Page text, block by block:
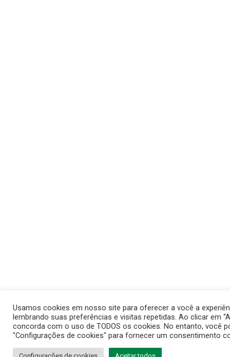
Usamos cookies em nosso site para oferecer a você a
lembrando suas preferências e visitas repetidas. Ao clicar em
concorda com o uso de TODOS os cookies. No entanto, você
"Configurações de cookies" para fornecer um consentimento